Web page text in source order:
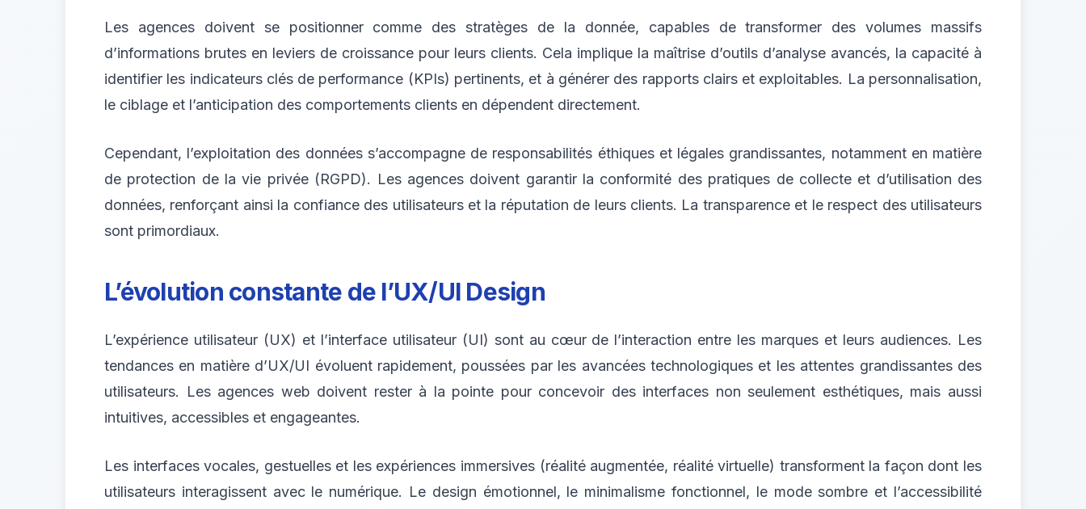
Les agences doivent se positionner comme des stratèges de la donnée, capables de transformer des volumes massifs
d’informations brutes en leviers de croissance pour leurs clients. Cela implique la maîtrise d’outils d’analyse avancés, la capacité à
identifier les indicateurs clés de performance (KPIs) pertinents, et à générer des rapports clairs et exploitables. La personnalisation,
le ciblage et l’anticipation des comportements clients en dépendent directement.
Cependant, l’exploitation des données s’accompagne de responsabilités éthiques et légales grandissantes, notamment en matière
de protection de la vie privée (RGPD). Les agences doivent garantir la conformité des pratiques de collecte et d’utilisation des
données, renforçant ainsi la confiance des utilisateurs et la réputation de leurs clients. La transparence et le respect des utilisateurs
sont primordiaux.
L’évolution constante de l’UX/UI Design
L’expérience utilisateur (UX) et l’interface utilisateur (UI) sont au cœur de l’interaction entre les marques et leurs audiences. Les
tendances en matière d’UX/UI évoluent rapidement, poussées par les avancées technologiques et les attentes grandissantes des
utilisateurs. Les agences web doivent rester à la pointe pour concevoir des interfaces non seulement esthétiques, mais aussi
intuitives, accessibles et engageantes.
Les interfaces vocales, gestuelles et les expériences immersives (réalité augmentée, réalité virtuelle) transforment la façon dont les
utilisateurs interagissent avec le numérique. Le design émotionnel, le minimalisme fonctionnel, le mode sombre et l’accessibilité